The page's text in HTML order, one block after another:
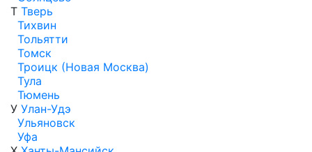
Т Тверь
Тихвин
Тольятти
Томск
Троицк (Новая Москва)
Тула
Тюмень
У Улан-Удэ
Ульяновск
Уфа